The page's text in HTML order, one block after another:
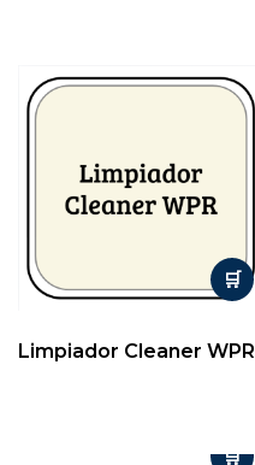
Limpiador Cleaner WPR